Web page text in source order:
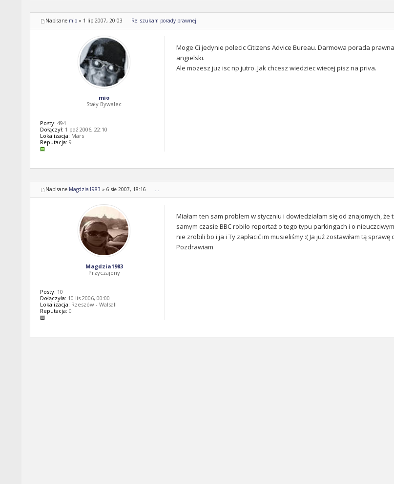
Napisane mio » 1 lip 2007, 20:03 Re: szukam porady prawnej
Moge Ci jedynie polecic Citizens Advice Bureau. Darmowa porada
angielski.
Ale mozesz juz isc np jutro. Jak chcesz wiedziec wiecej pisz na priva.
mio
Stały Bywalec
Posty: 494
Dołączył: 1 paź 2006, 22:10
Lokalizacja: Mars
Reputacja: 9
Napisane Magdzia1983 » 6 sie 2007, 18:16 ...
Miałam ten sam problem w styczniu i dowiedziałam się od znajomych,
samym czasie BBC robiło reportaż o tego typu parkingach i o
nie zrobili bo i ja i Ty zapłacić im musieliśmy :( Ja już zostawiłam tą sprawę
Pozdrawiam
Magdzia1983
Przyczajony
Posty: 10
Dołączyła: 10 lis 2006, 00:00
Lokalizacja: Rzeszów - Walsall
Reputacja: 0